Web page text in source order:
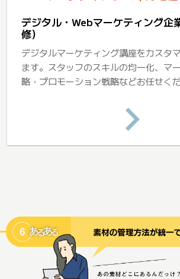
デジタル・Webマーケティング企
修）
デジタルマーケティング講座をカスタ
ます。スタッフのスキルの均一化、マ
略・プロモーション戦略などお任せくだ